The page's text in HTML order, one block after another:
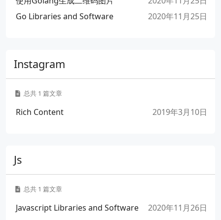
Go Libraries and Software
2020年11月25日
Instagram
总共 1 篇文章
Rich Content 2019年3月10日
Js
总共 1 篇文章
Javascript Libraries and Software 2020年11月26日